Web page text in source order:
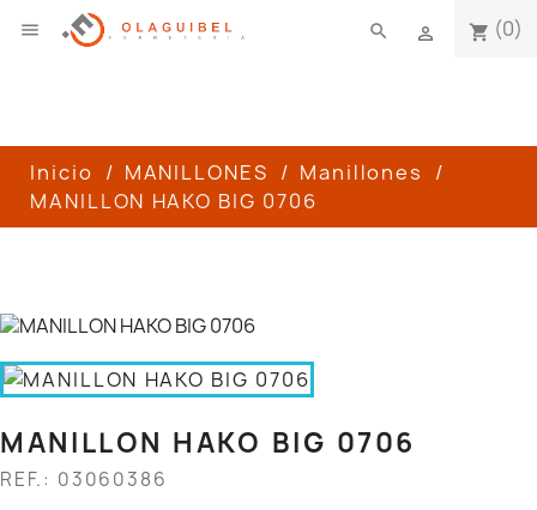
 shopping_cart (0)

search
Inicio MANILLONES
Manillones
MANILLON HAKO BIG 0706
MANILLON HAKO BIG 0706
REF.: 03060386